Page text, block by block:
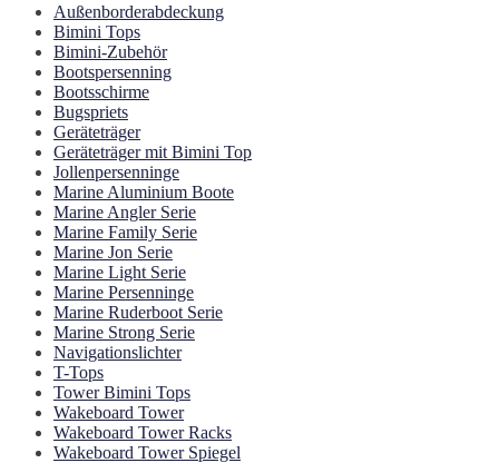
Außenborderabdeckung
Bimini Tops
Bimini-Zubehör
Bootspersenning
Bootsschirme
Bugspriets
Geräteträger
Geräteträger mit Bimini Top
Jollenpersenninge
Marine Aluminium Boote
Marine Angler Serie
Marine Family Serie
Marine Jon Serie
Marine Light Serie
Marine Persenninge
Marine Ruderboot Serie
Marine Strong Serie
Navigationslichter
T-Tops
Tower Bimini Tops
Wakeboard Tower
Wakeboard Tower Racks
Wakeboard Tower Spiegel